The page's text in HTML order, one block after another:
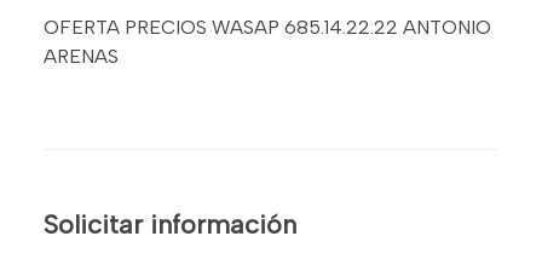
OFERTA PRECIOS WASAP 685.14.22.22 ANTONIO
ARENAS
Solicitar información